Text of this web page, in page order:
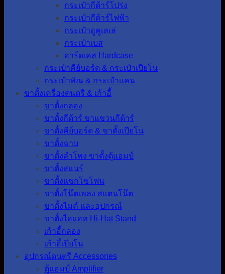
กระเป๋ากีต้าร์โปร่ง
กระเป๋ากีต้าร์ไฟฟ้า
กระเป๋าอูคูเลเล่
กระเป๋าเบส
ฮาร์ดเคส Hardcase
กระเป๋าคีย์บอร์ด & กระเป๋าเปียโน
กระเป๋าพิณ & กระเป๋าแคน
ขาตั้งเครื่องดนตรี & เก้าอี้
ขาตั้งกลอง
ขาตั้งกีต้าร์ ขาแขวนกีต้าร์
ขาตั้งคีย์บอร์ด & ขาตั้งเปียโน
ขาตั้งฉาบ
ขาตั้งลำโพง ขาตั้งตู้แอมป์
ขาตั้งสแนร์
ขาตั้งแซกโซโฟน
ขาตั้งโน๊ตเพลง สแตนโน๊ต
ขาตั้งไมค์ และอุปกรณ์
ขาตั้งไฮแฮท Hi-Hat Stand
เก้าอี้กลอง
เก้าอี้เปียโน
อุปกรณ์ดนตรี Accessories
ตู้แอมป์ Amplifier